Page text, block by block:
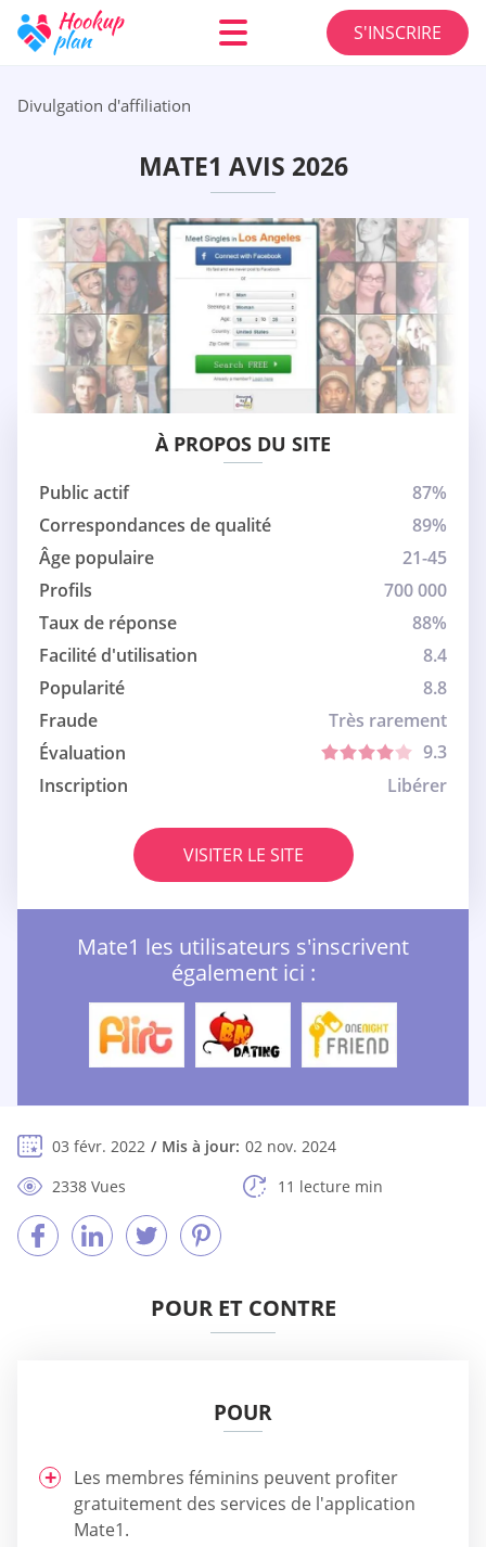
S'INSCRIRE
Divulgation d'affiliation
MATE1 AVIS 2026
À PROPOS DU SITE
Public actif
87%
Correspondances de qualité
89%
Âge populaire
21-45
Profils
700 000
Taux de réponse
88%
Facilité d'utilisation
8.4
Popularité
8.8
Fraude
Très rarement
Évaluation
9.3
Inscription
Libérer
VISITER LE SITE
Mate1 les utilisateurs s'inscrivent
également ici :
03 févr. 2022 Mis à jour: 02 nov. 2024
2338 Vues
11 lecture min
POUR ET CONTRE
POUR
Les membres féminins peuvent profiter
gratuitement des services de l'application
Mate1.